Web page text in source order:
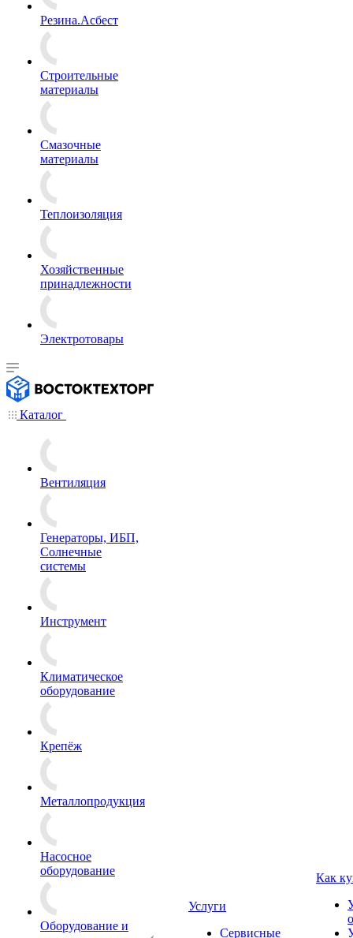
Резина.Асбест
Строительные
материалы
Смазочные
материалы
Теплоизоляция
Хозяйственные
принадлежности
Электротовары
Каталог
Вентиляция
Генераторы, ИБП,
Солнечные
системы
Инструмент
Климатическое
оборудование
Крепёж
Металлопродукция
Насосное
оборудование
Оборудование и
Услуги
Сервисные
Как